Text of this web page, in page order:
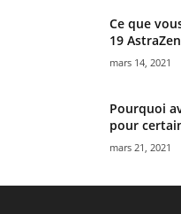
Ce que
19
mars 14, 2021
Pourquoi
pour
mars 21, 2021